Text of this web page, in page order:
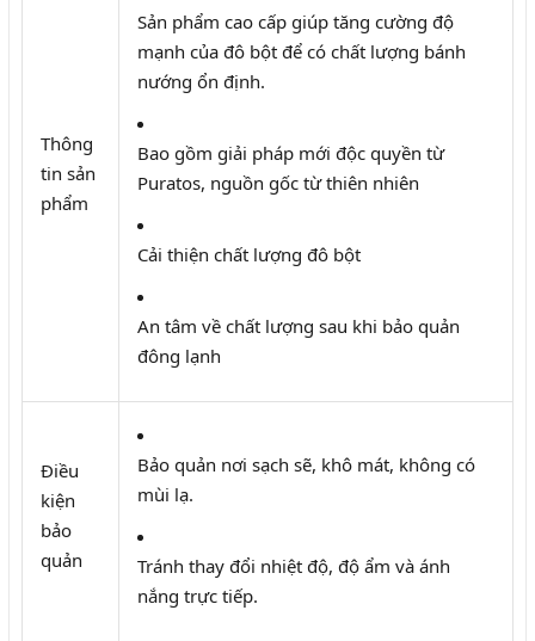
Thông
tin sản
phẩm
Sản phẩm cao cấp giúp tăng cường độ
mạnh của đô bột để có chất lượng bánh
nướng ổn định.
Bao gồm giải pháp mới độc quyền từ
Puratos, nguồn gốc từ thiên nhiên
Cải thiện chất lượng đô bột
An tâm về chất lượng sau khi bảo quản
đông lạnh
Điều
kiện
bảo
quản
Bảo quản nơi sạch sẽ, khô mát, không có
mùi lạ.
Tránh thay đổi nhiệt độ, độ ẩm và ánh
nắng trực tiếp.